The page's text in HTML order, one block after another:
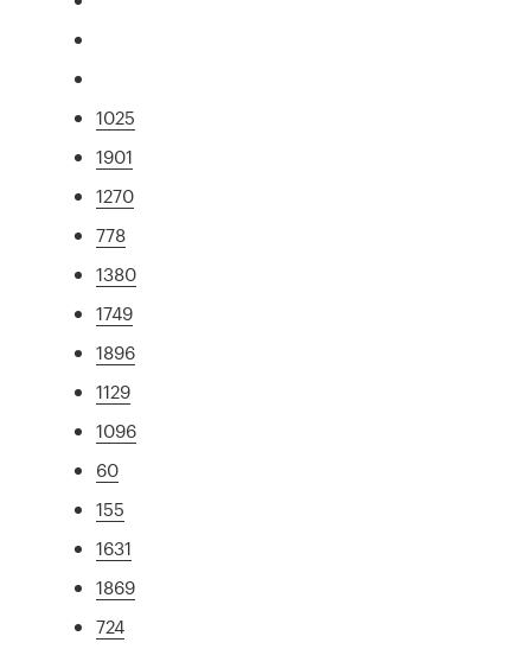
1025
1901
1270
778
1380
1749
1896
1129
1096
60
155
1631
1869
724